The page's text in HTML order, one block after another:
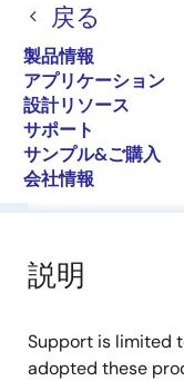
戻る
製品情報
アプリケーション
設計リソース
サポート
サンプル&ご購入
会社情報
く
ず
Diodes for
概要
説明
Support is limited
adopted these